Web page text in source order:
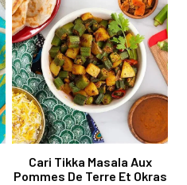
Cari Tikka Masala Aux
Pommes De Terre Et Okras